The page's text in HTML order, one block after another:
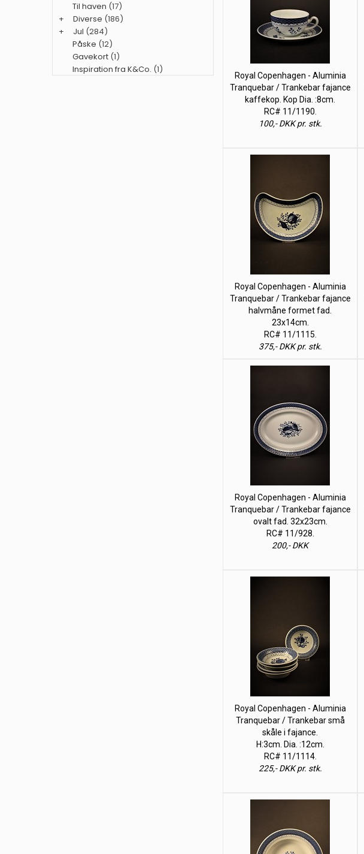
Royal Copenhagen - Aluminia
Tranquebar / Trankebar fajance
kaffekop. Kop Dia. :8cm.
RC# 11/1190.
100,- DKK pr. stk.
Royal Copenhagen - Aluminia
Tranquebar / Trankebar fajance
halvmåne formet fad.
23x14cm.
RC# 11/1115.
375,- DKK pr. stk.
Royal Copenhagen - Aluminia
Tranquebar / Trankebar fajance
ovalt fad. 32x23cm.
RC# 11/928.
200,- DKK
Royal Copenhagen - Aluminia
Tranquebar / Trankebar små
skåle i fajance.
H:3cm. Dia. :12cm.
RC# 11/1114.
225,- DKK pr. stk.
Til haven (17)
+
Diverse (186)
+
Jul (284)
Påske (12)
Gavekort (1)
Inspiration fra K&Co. (1)